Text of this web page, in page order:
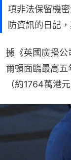
項非法保留機
防資訊的日記
據《英國廣播
爾頓面臨最高
（約1764萬港